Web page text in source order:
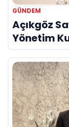
GÜNDEM
Açıkgöz
Yönetim
Savunma
Vurgusu